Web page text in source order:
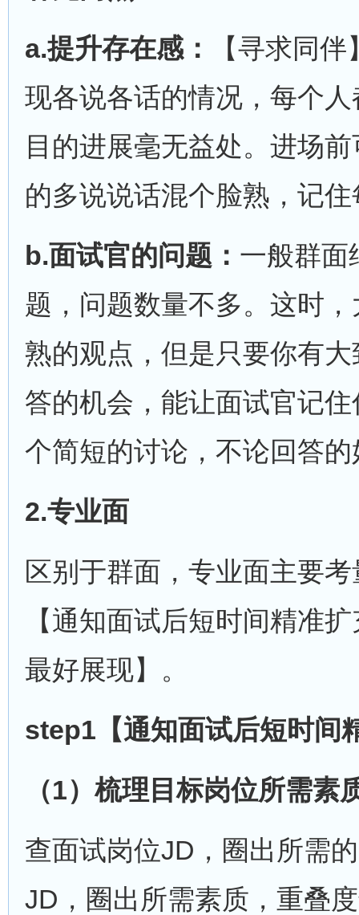
a.提升存在感：
【寻求同
现各说各话的情况，每个
目的进展毫无益处。进场
的多说说话混个脸熟，记
b.面试官的问题： 一般群面
题，问题数量不多。这时
熟的观点，但是只要你有
答的机会，能让面试官记
个简短的讨论，不论回答
2.专业面
区别于群面，专业面主要
【通知面试后短时间精准
最好展现】。
step1 【通知面试后短时间
（1）梳理目标岗位所需素
查面试岗位JD，圈出所需
JD，圈出所需素质，重叠